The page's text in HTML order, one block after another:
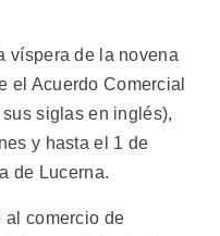
víspera de la novena
el Acuerdo Comercial
siglas en inglés),
y hasta el 1 de
de Lucerna.
al comercio de